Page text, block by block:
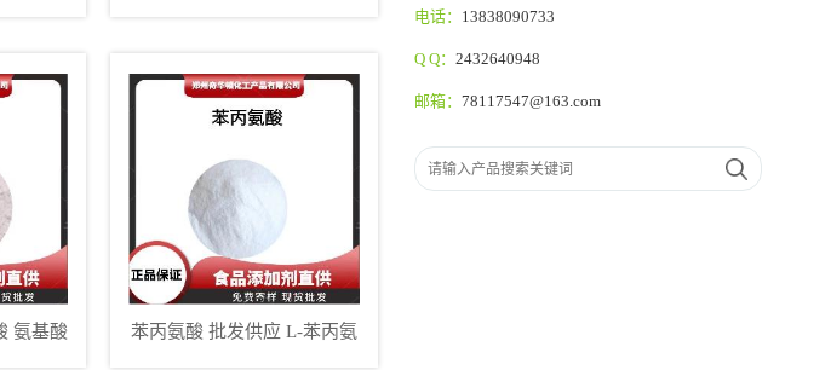
电话： 13838090733
Q Q： 2432640948
邮箱： 78117547@163.com
氨基酸
苯丙氨酸 批发供应 L-苯丙氨